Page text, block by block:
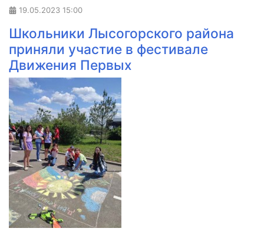
19.05.2023 15:00
Школьники Лысогорского района
приняли участие в фестивале
Движения Первых